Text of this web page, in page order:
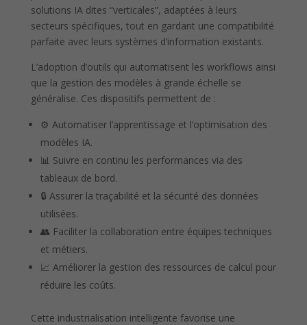
solutions IA dites “verticales”, adaptées à leurs
secteurs spécifiques, tout en gardant une compatibilité
parfaite avec leurs systèmes d’information existants.
L’adoption d’outils qui automatisent les workflows ainsi
que la gestion des modèles à grande échelle se
généralise. Ces dispositifs permettent de :
⚙️ Automatiser l’apprentissage et l’optimisation des
modèles IA.
📊 Suivre en continu les performances via des
tableaux de bord.
🔒 Assurer la traçabilité et la sécurité des données
utilisées.
👥 Faciliter la collaboration entre équipes techniques
et métiers.
📈 Améliorer la gestion des ressources de calcul pour
réduire les coûts.
Cette industrialisation intelligente favorise une